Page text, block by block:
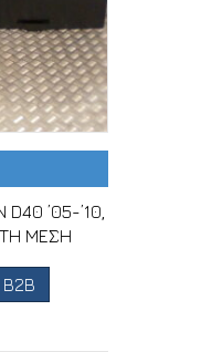
’05-’10,
ΜΕΣΗ